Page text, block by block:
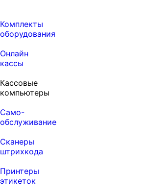
Комплекты
оборудования
Онлайн
кассы
Кассовые
компьютеры
Само-
обслуживание
Сканеры
штрихкода
Принтеры
этикеток